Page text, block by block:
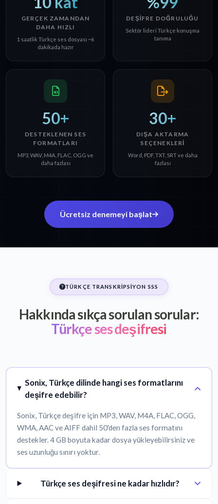
GERÇEK ZAMANDAN
DAHA HIZLI
1 saatlik Türkçe ses dosyası ~6
dakikada hazır
DEŞIFRE DOĞRULUĞU
Sektör lideri Türkçe konuşma
tanıma
50+
DESTEKLENEN SES
FORMATLARI
MP3, WAV, M4A, FLAC, OGG ve
daha fazlası
30+
DIŞA AKTARMA
SEÇENEKLERI
Word, PDF, TXT, SRT ve daha
fazlası
Ücretsiz denemeyi başlat
TÜRKÇE TRANSKRIPSIYON SSS
Hakkında sıkça sorulan sorular:
Türkçe ses deşifresi
Sonix, Türkçe dilinde hangi ses formatlarını
deşifre edebilir?
Sonix, Türkçe deşifre için MP3, WAV, M4A, FLAC, OGG,
WMA, AAC ve AIFF dahil 50'den fazla ses formatını
destekler. 4 GB boyuta kadar dosya yükleyebilirsiniz ve
ses uzunluğu sınırı yoktur.
Türkçe ses deşifresi ne kadar hızlıdır?